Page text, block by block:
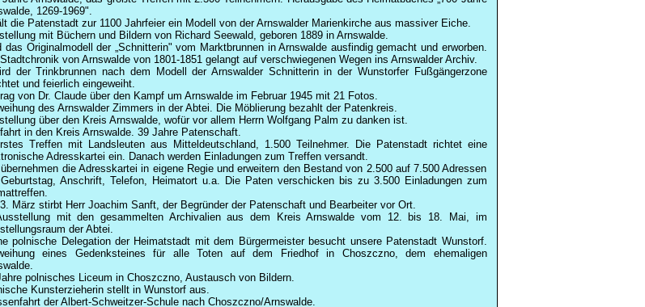
1269-1969".
die Patenstadt zur 1100 Jahrfeier ein Modell von der Arnswalder Marienkirche aus massiver Eiche.
mit Büchern und Bildern von Richard Seewald, geboren 1889 in Arnswalde.
das Originalmodell der „Schnitterin" vom Marktbrunnen in Arnswalde ausfindig gemacht und erworben.
von Arnswalde von 1801-1851 gelangt auf verschwiegenen Wegen ins Arnswalder Archiv.
der Trinkbrunnen nach dem Modell der Arnswalder Schnitterin in der WunstorferFußgängerzone
und feierlich eingeweiht.
von Dr. Claude über den Kampf um Arnswalde im Februar 1945 mit 21 Fotos.
des Arnswalder Zimmers in der Abtei. Die Möblierung bezahlt der Patenkreis.
über den Kreis Arnswalde, wofür vor allem Herrn Wolfgang Palm zu danken ist.
in den Kreis Arnswalde. 39 Jahre Patenschaft.
Treffen mit Landsleuten aus Mitteldeutschland, 1.500 Teilnehmer. Die Patenstadt richtet eine
Adresskartei ein. Danach werden Einladungen zum Treffen versandt.
die Adresskartei in eigene Regie und erweitern den Bestand von 2.500 auf 7.500 Adressen
Anschrift, Telefon, Heimatort u.a. Die Paten verschicken bis zu 3.500 Einladungen zum
März stirbt Herr Joachim Sanft, der Begründer der Patenschaft und Bearbeiter vor Ort.
mit den gesammelten Archiva­lien aus dem Kreis Arnswalde vom 12. bis 18. Mai, im
der Abtei.
polnische Delegation der Heimatstadt mit dem Bürgermeister besucht unsere Patenstadt Wunstorf.
eines Gedenksteines für alle Toten auf dem Friedhof in Choszczno, dem ehemaligen
polnisches Liceum in Choszczno, Austausch von Bildern.
Kunsterzieherin stellt in Wunstorf aus.
der Albert-Schweitzer-Schule nach Choszczno/Arnswalde.